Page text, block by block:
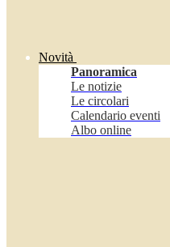
Novità
Panoramica
Le notizie
Le circolari
Calendario eventi
Albo online